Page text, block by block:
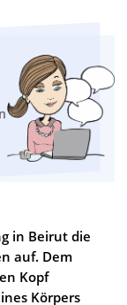
in Beirut die
auf. Dem
Kopf
Körpers